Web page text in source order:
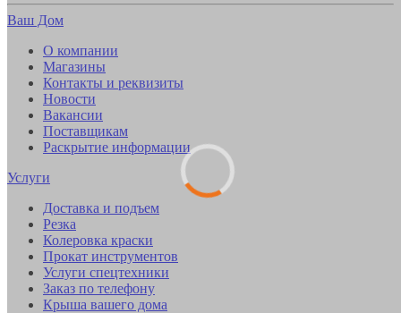
Ваш Дом
О компании
Магазины
Контакты и реквизиты
Новости
Вакансии
Поставщикам
Раскрытие информации
Услуги
Доставка и подъем
Резка
Колеровка краски
Прокат инструментов
Услуги спецтехники
Заказ по телефону
Крыша вашего дома